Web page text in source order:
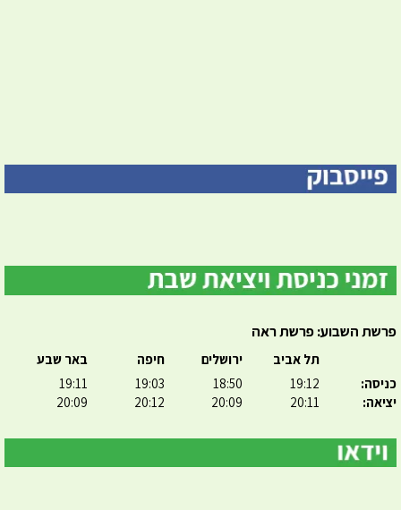
פרשת השבוע: פרשת ראה
כניסה:
יציאה:
תל אביב
19:12
20:11
ירושלים
18:50
20:09
חיפה
19:03
20:12
באר שבע
19:11
20:09